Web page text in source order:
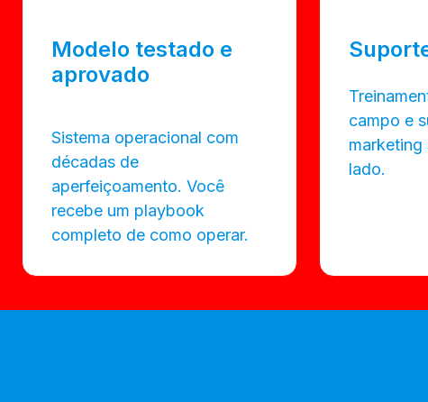
Modelo testado e
aprovado
Sistema operacional com
décadas de
aperfeiçoamento. Você
recebe um playbook
completo de como operar.
campo e
marketing
lado.